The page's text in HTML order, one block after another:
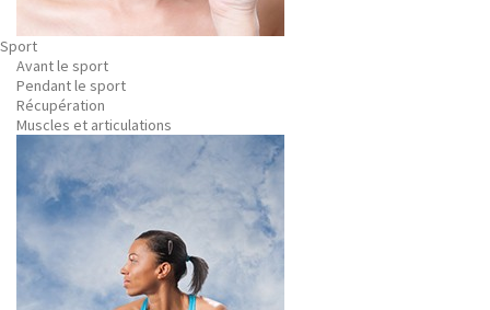
Sport
Avant le sport
Pendant le sport
Récupération
Muscles et articulations